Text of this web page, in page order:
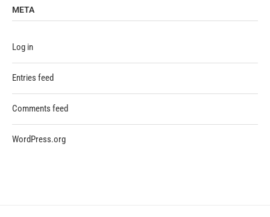
META
Log in
Entries feed
Comments feed
WordPress.org